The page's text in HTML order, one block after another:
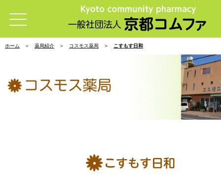
ホーム 薬局紹介 コスモス薬局 こすもす日和